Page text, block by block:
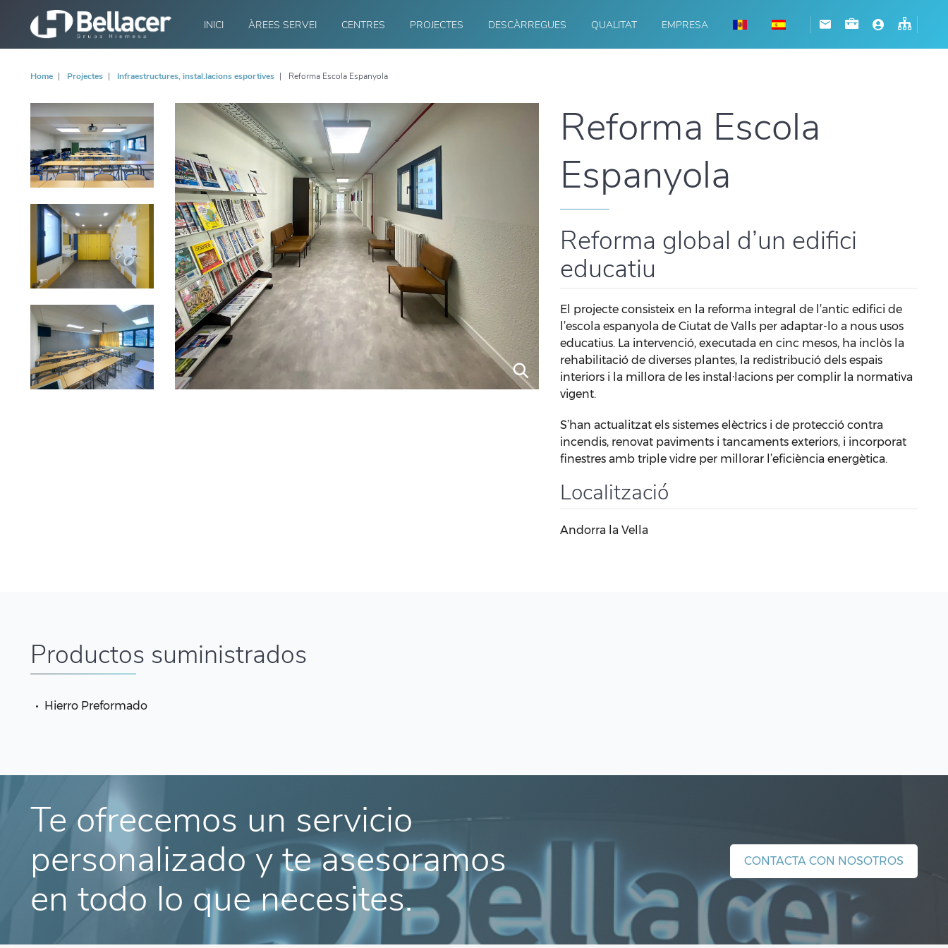
INICI ÀREES SERVEI CENTRES PROJECTES DESCÀRREGUES QUALITAT EMPRESA
Home Projectes Infraestructures, instal.lacions esportives Reforma Escola Espanyola
Reforma Escola
Espanyola
Reforma global d’un edifici
educatiu
El projecte consisteix en la reforma integral de l’antic edifici de
l’escola espanyola de Ciutat de Valls per adaptar-lo a nous usos
educatius. La intervenció, executada en cinc mesos, ha inclòs la
rehabilitació de diverses plantes, la redistribució dels espais
interiors i la millora de les instal·lacions per complir la normativa
vigent.
S’han actualitzat els sistemes elèctrics i de protecció contra
incendis, renovat paviments i tancaments exteriors, i incorporat
finestres amb triple vidre per millorar l’eficiència energètica.
Localització
Andorra la Vella
Productos suministrados
Hierro Preformado
Te ofrecemos un servicio
personalizado y te asesoramos
en todo lo que necesites.
CONTACTA CON NOSOTROS